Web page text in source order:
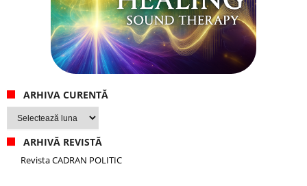
ARHIVA CURENTĂ
Arhiva
curentă
ARHIVĂ REVISTĂ
Revista CADRAN POLITIC